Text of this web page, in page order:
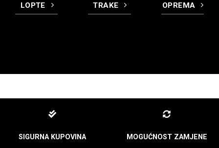
LOPTE TRAKE OPREMA
SIGURNA KUPOVINA MOGUĆNOST ZAMJENE